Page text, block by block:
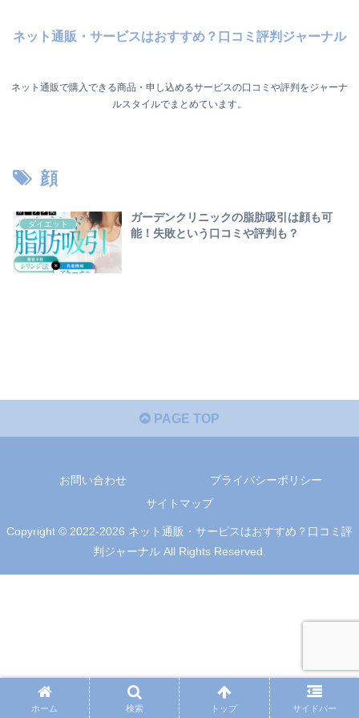
ネット通販・サービスはおすすめ？口コミ評判ジャーナル
ネット通販で購入できる商品・申し込めるサービスの口コミや評判をジャーナ
ルスタイルでまとめています。
顔
ダイエット
ガーデンクリニックの脂肪吸引は顔も可
能！失敗という口コミや評判も？
PAGE TOP
お問い合わせ
プライバシーポリシー
サイトマップ
Copyright © 2022-2026 ネット通販・サービスはおすすめ？口コミ評
判ジャーナル All Rights Reserved.
ホーム 検索 トップ サイドバー